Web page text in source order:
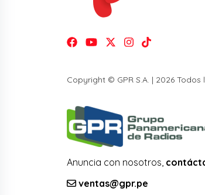
Copyright © GPR S.A. | 2026
Anuncia con nosotros,
ventas@gpr.pe